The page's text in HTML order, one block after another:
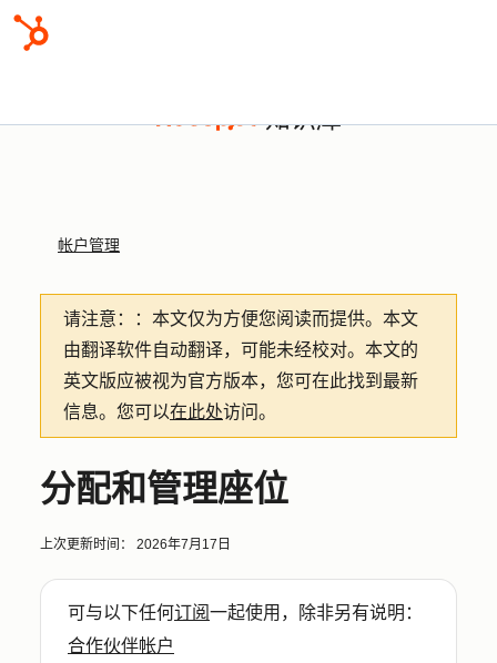
知识库
帐户管理
请注意： ：本文仅为方便您阅读而提供。 本文
由翻译软件自动翻译，可能未经校对。本文的
英文版应被视为官方版本，您可在此找到最新
信息。您可以在此处访问。
分配和管理座位
上次更新时间： 2026年7月17日
可与以下任何订阅一起使用，除非另有说明：
合作伙伴帐户